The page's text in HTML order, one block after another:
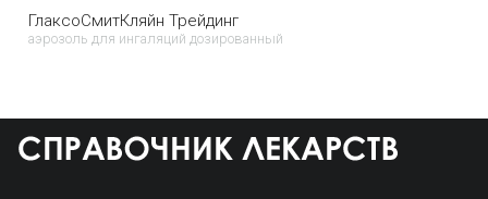
ГлаксоСмитКляйн Трейдинг
аэрозоль для ингаляций дозированный